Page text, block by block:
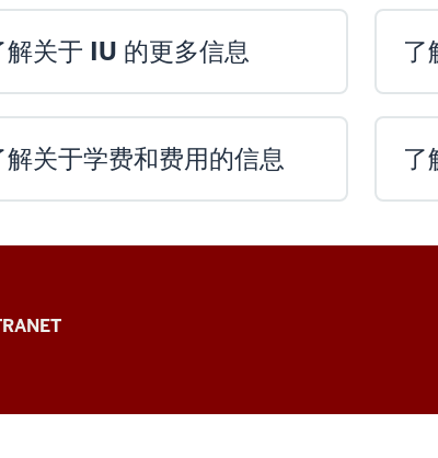
解关于 IU 的更多信息 了
解关于学费和费用的信息 了